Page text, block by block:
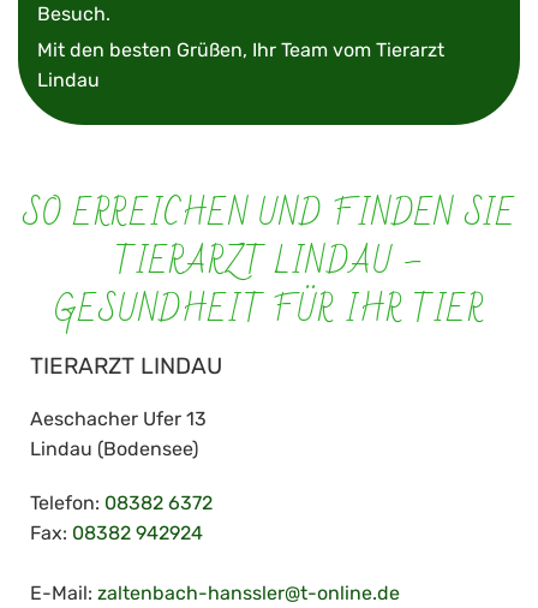
Besuch.
Mit den besten Grüßen, Ihr Team vom Tierarzt
Lindau
SO ERREICHEN UND FINDEN SIE
TIERARZT LINDAU –
GESUNDHEIT FÜR IHR TIER
TIERARZT LINDAU
Aeschacher Ufer 13
Lindau (Bodensee)
Telefon: 08382 6372
Fax: 08382 942924
E-Mail: zaltenbach-hanssler@t-online.de